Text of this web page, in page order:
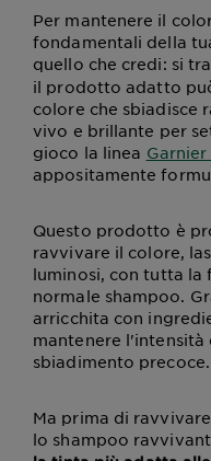
Per mantenere il
fondamentali della
quello che credi: si
il prodotto adatto
colore che sbiadisce
vivo e brillante per
gioco la linea
appositamente
Questo prodotto è
ravvivare il colore,
luminosi, con tutta la
normale shampoo.
arricchita con
mantenere
sbiadimento precoce.
Ma prima di
lo shampoo